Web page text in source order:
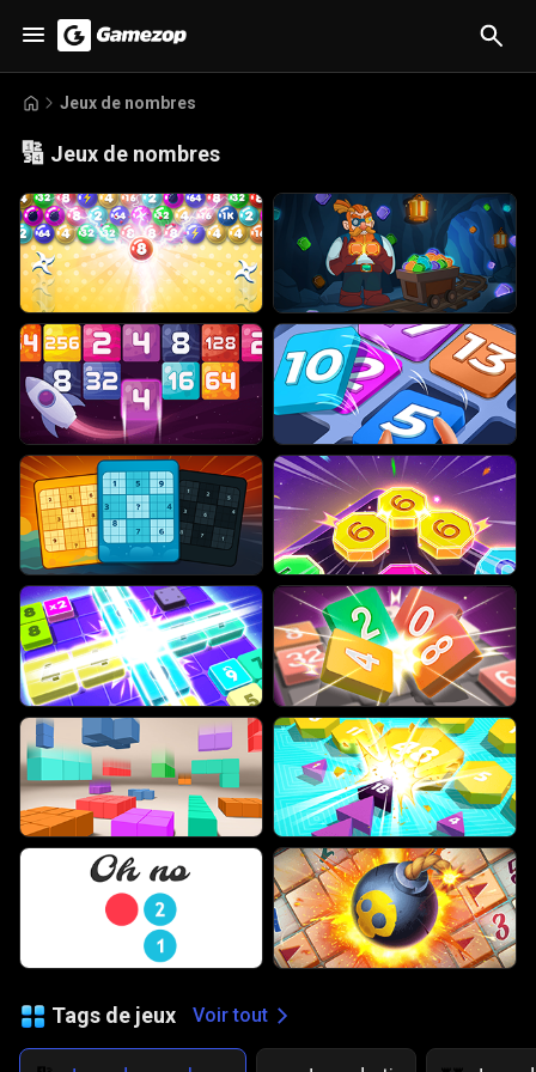
Jeux de nombres
🔢 Jeux de nombres
Tags de jeux Voir tout